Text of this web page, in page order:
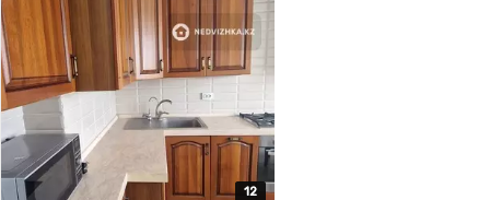
12
12
12
12
12